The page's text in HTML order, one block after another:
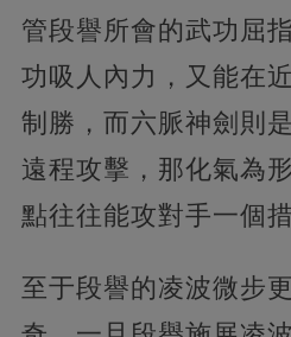
管段譽所會的武功屈
功吸人內力，又能在
制勝，而六脈神劍則
遠程攻擊，那化氣為
點往往能攻對手一個
至于段譽的凌波微步